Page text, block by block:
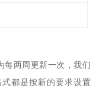
每两周更新一次，我们
都是按新的要求设置